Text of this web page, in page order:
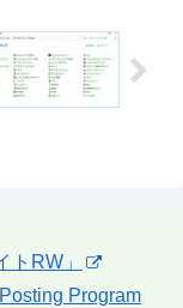
RW」
Program